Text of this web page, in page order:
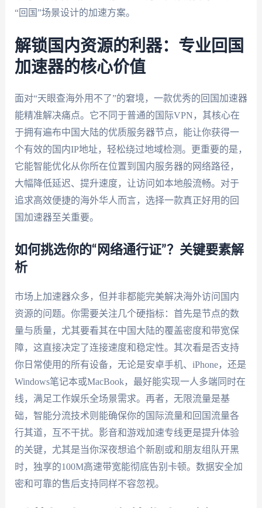
“回国”场景设计的加速方案。
解锁国内资源的利器：专业回国
加速器的核心价值
面对“天眼查海外用不了”的窘境，一款优秀的回国加速器
能精准解决痛点。它不同于普通的国际VPN，其核心在
于拥有遍布中国大陆的优质服务器节点，能让你获得一
个有效的国内IP地址，轻松绕过地域检测。更重要的是，
它能智能优化从你所在位置到国内服务器的网络路径，
大幅降低延迟、提升速度，让访问如本地般流畅。对于
追求高效便捷的海外华人而言，选择一款真正好用的回
国加速器至关重要。
如何挑选你的“网络通行证”？关键要素解
析
市场上加速器众多，但并非都能完美解决海外访问国内
资源的问题。你需要关注几个硬指标：首先是节点的数
量与质量，尤其要看其在中国大陆的覆盖密度和带宽保
障，这直接决定了连接速度和稳定性。其次看是否支持
你日常使用的所有设备，无论是安卓手机、iPhone，还是
Windows笔记本或MacBook，最好能实现一人多端同时在
线，满足工作娱乐全场景需求。再者，无限流量是基
础，智能分流技术则能确保你的国际流量和回国流量各
行其道，互不干扰。影音和游戏加速专线更是提升体验
的关键，尤其是当你深夜想追个新剧或和朋友组队开黑
时，独享的100M高速带宽能彻底告别卡顿。数据安全加
密和可靠的售后支持同样不容忽视。